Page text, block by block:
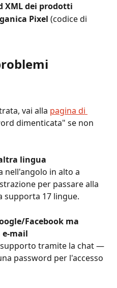
XML dei prodotti
Pixel (codice di
vai alla pagina di
dimenticata" se non
lingua
nell'angolo in alto a
per passare alla
supporta 17 lingue.
Facebook ma
e-mail
tramite la chat —
password per l'accesso